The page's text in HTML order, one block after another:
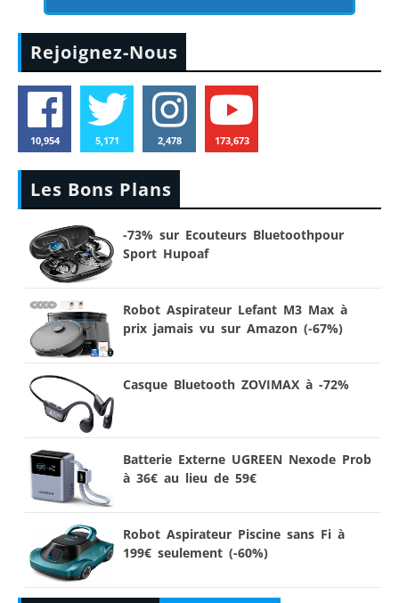
Rejoignez-Nous
10,954 5,171 2,478 173,673
Les Bons Plans
-73% sur Ecouteurs Bluetoothpour
Sport Hupoaf
Robot Aspirateur Lefant M3 Max à
prix jamais vu sur Amazon (-67%)
Casque Bluetooth ZOVIMAX à -72%
Batterie Externe UGREEN Nexode Prob
à 36€ au lieu de 59€
Robot Aspirateur Piscine sans Fi à
199€ seulement (-60%)